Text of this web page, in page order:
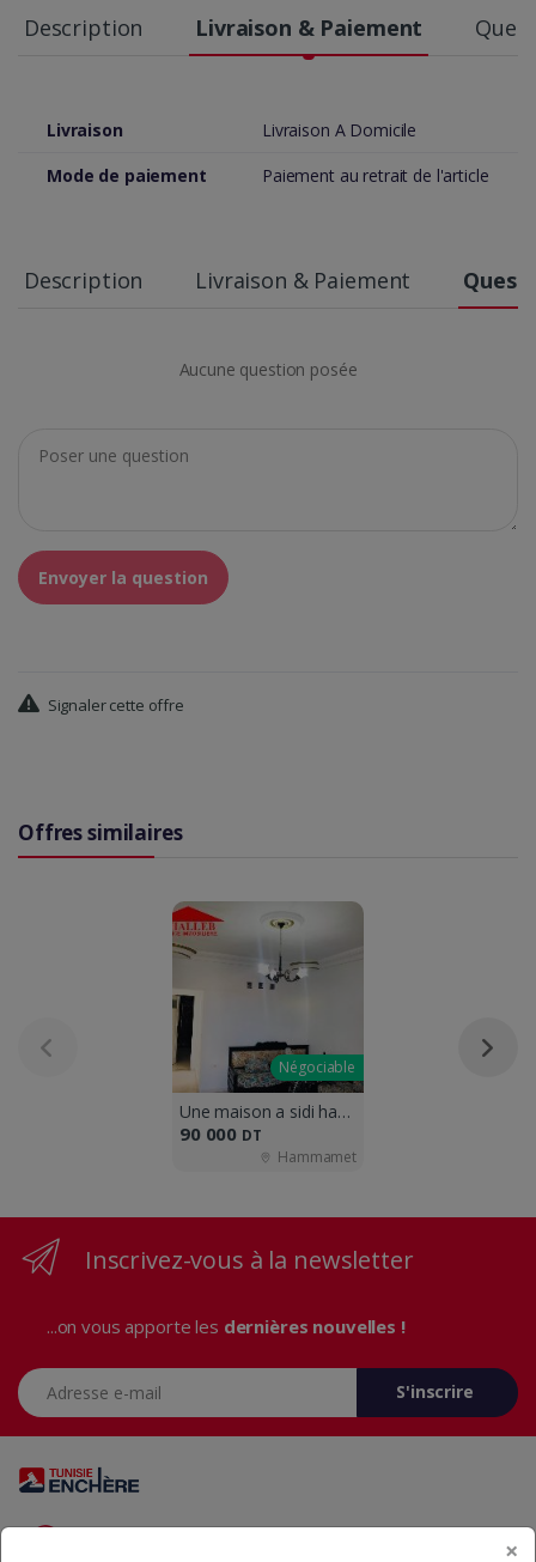
Description Livraison & Paiement
Livraison
Livraison A Domicile
Mode de paiement
Paiement au retrait de l'article
Description Livraison & Paiement
Aucune question posée
Envoyer la question
Signaler cette offre
Offres similaires
Négociable
Une maison a sidi hammed g
90 000 DT
Hammamet
Inscrivez-vous à la newsletter
...on vous apporte les dernières nouvelles !
Adresse e-mail
S'inscrire
Vous avez des questions? Appelez-nous 24/7!
×